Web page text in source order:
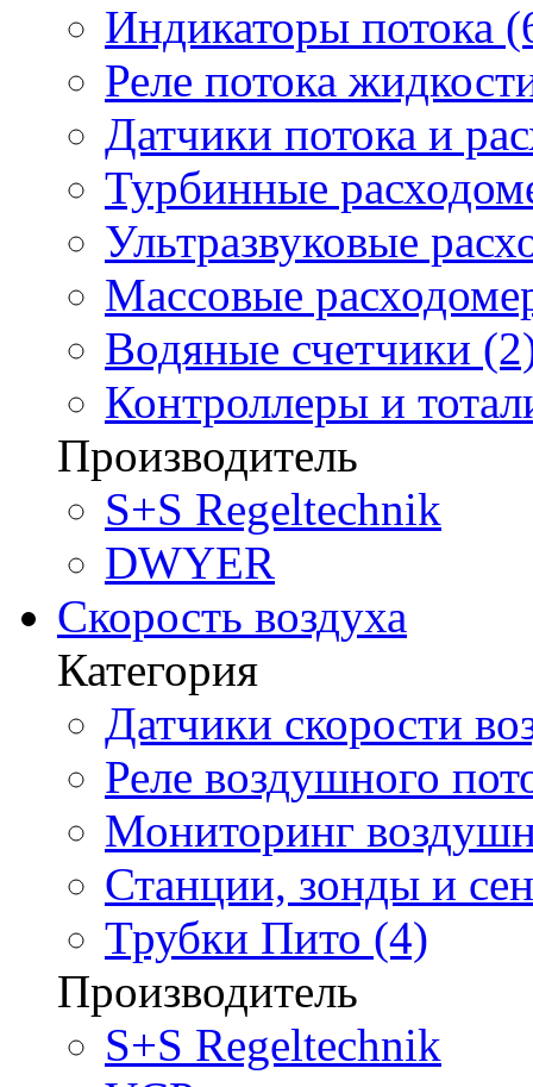
Индикаторы потока
Реле потока
Датчики потока и
Турбинные
Ультразвуковые
Массовые
Водяные счетчики
Контроллеры и
Производитель
S+S Regeltechnik
DWYER
Скорость воздуха
Категория
Датчики скорости
Реле воздушного
Мониторинг
Станции, зонды и
Трубки Пито (4)
Производитель
S+S Regeltechnik